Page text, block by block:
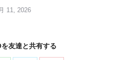
11, 2026
友達と共有する